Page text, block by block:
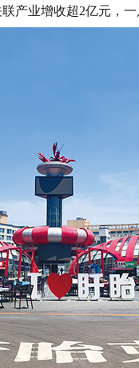
产业增收超2亿元，